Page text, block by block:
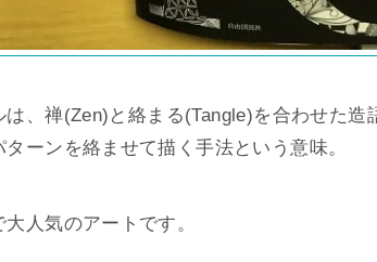
は、禅(Zen)と絡まる(Tangle)を合わせた
ーンを絡ませて描く手法という意味。
人気のアートです。